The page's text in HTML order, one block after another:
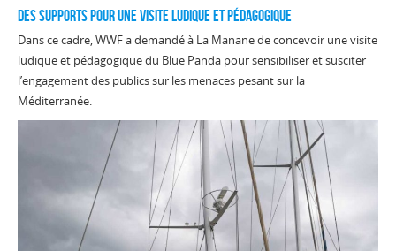
Des supports pour une visite ludique et pédagogique
Dans ce cadre, WWF a demandé à La Manane de concevoir une visite
ludique et pédagogique du Blue Panda pour sensibiliser et susciter
l’engagement des publics sur les menaces pesant sur la
Méditerranée.